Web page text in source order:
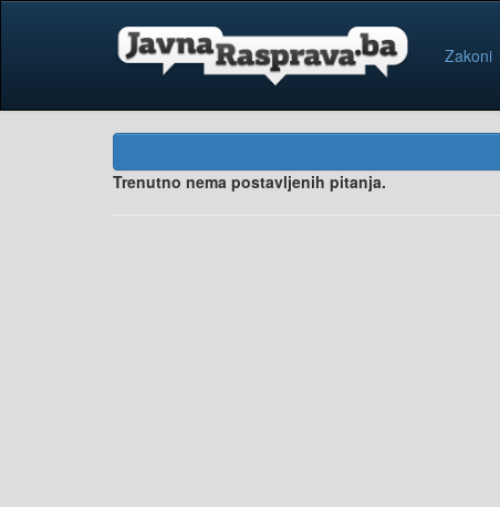
Zakoni
Trenutno nema postavljenih pitanja.